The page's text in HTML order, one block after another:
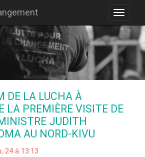
DE LA LUCHA À
LA PREMIÈRE VISITE DE
JUDITH
AU NORD-KIVU
24 à 13:13